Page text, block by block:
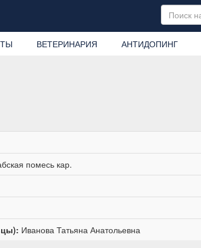
ВЕТЕРИНАРИЯ АНТИДОПИНГ
помесь кар.
Иванова Татьяна Анатольевна